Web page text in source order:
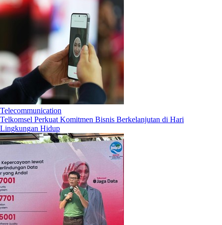
Telecommunication
Telkomsel Perkuat Komitmen Bisnis Berkelanjutan di Hari
Lingkungan Hidup